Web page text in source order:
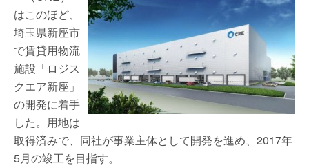
はこのほど、
埼玉県新座市
で賃貸用物流
施設「ロジス
クエア新座」
の開発に着手
した。用地は
取得済みで、同社が事業主体として開発を進め、2017年
5月の竣工を目指す。